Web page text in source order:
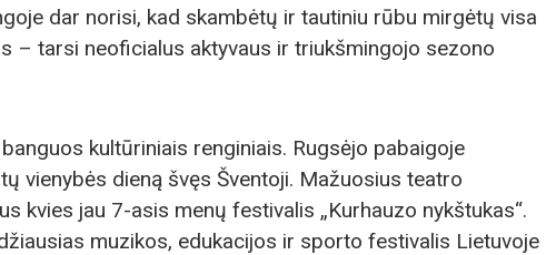
dar norisi, kad skambėtų ir tautiniu rūbu mirgėtų visa
– tarsi neoficialus aktyvaus ir triukšmingojo sezono
kultūriniais renginiais. Rugsėjo pabaigoje
vienybės dieną švęs Šventoji. Mažuosius teatro
kvies jau 7-asis menų festivalis „Kurhauzo nykštukas“.
muzikos, edukacijos ir sporto festivalis Lietuvoje